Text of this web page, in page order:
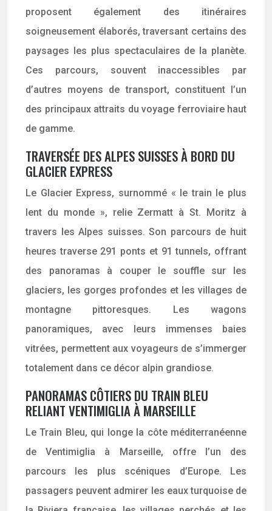
proposent également des itinéraires
soigneusement élaborés, traversant certains des
paysages les plus spectaculaires de la planète.
Ces parcours, souvent inaccessibles par
d’autres moyens de transport, constituent l’un
des principaux attraits du voyage ferroviaire haut
de gamme.
TRAVERSÉE DES ALPES SUISSES À BORD DU
GLACIER EXPRESS
Le Glacier Express, surnommé « le train le plus
lent du monde », relie Zermatt à St. Moritz à
travers les Alpes suisses. Son parcours de huit
heures traverse 291 ponts et 91 tunnels, offrant
des panoramas à couper le souffle sur les
glaciers, les gorges profondes et les villages de
montagne pittoresques. Les wagons
panoramiques, avec leurs immenses baies
vitrées, permettent aux voyageurs de s’immerger
totalement dans ce décor alpin grandiose.
PANORAMAS CÔTIERS DU TRAIN BLEU
RELIANT VENTIMIGLIA À MARSEILLE
Le Train Bleu, qui longe la côte méditerranéenne
de Ventimiglia à Marseille, offre l’un des
parcours les plus scéniques d’Europe. Les
passagers peuvent admirer les eaux turquoise de